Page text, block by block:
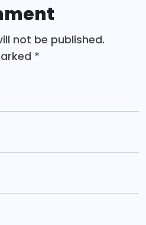
not be published.
*